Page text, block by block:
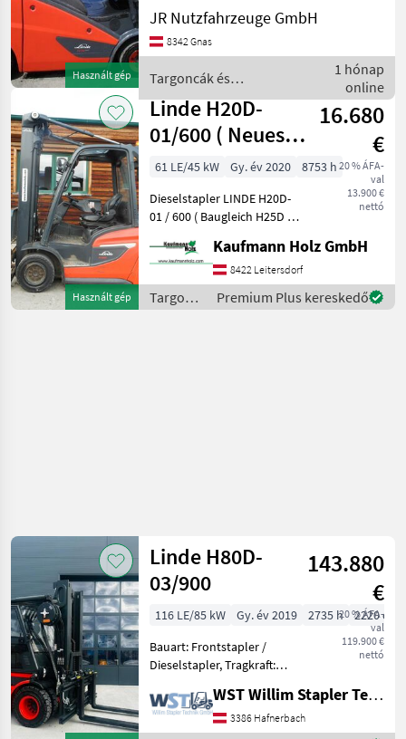
Használt gép
1400kg, Hubhöhe: 4620mm,
Bauhöhe: 2100mm,
Bereifung vorne: Vollgummi
hinten: Vollgumm
JR Nutzfahrzeuge GmbH
8342 Gnas
Targoncák és
raktártechnika / Linde
1 hónap
online
Használt gép
Linde H20D-
01/600 ( Neues
Modell mit
Deutz Motor )
16.680
€
20 % ÁFA-
val
13.900 €
nettó
61 LE/45 kW Gy. év 2020
8753 h
Dieselstapler LINDE H20D-
01 / 600 ( Baugleich H25D )
Stunden 45 KW Deutz
Motor 2 Tonnen Hubkraft 2,
40 Meter Bauhöhe 4, 03
Meter
Kaufmann Holz GmbH
8422 Leitersdorf
Targoncák
és
Premium Plus kereskedő
Linde H80D-
03/900
143.880
€
20 % ÁFA-
val
119.900 €
nettó
116 LE/85 kW Gy. év 2019 2735 h
2220 cm
Bauart: Frontstapler /
Dieselstapler, Tragkraft:
Bauhöhe: 3020mm,
Gabellänge: 2400mm,
WST Willim Stapler Technik GmbH
3386 Hafnerbach